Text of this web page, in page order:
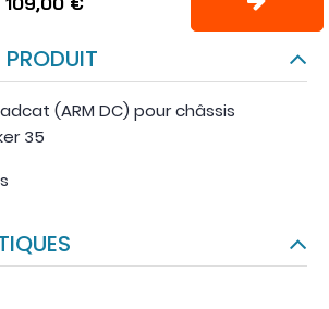
PRODUIT
(ARM DC) pour châssis
35